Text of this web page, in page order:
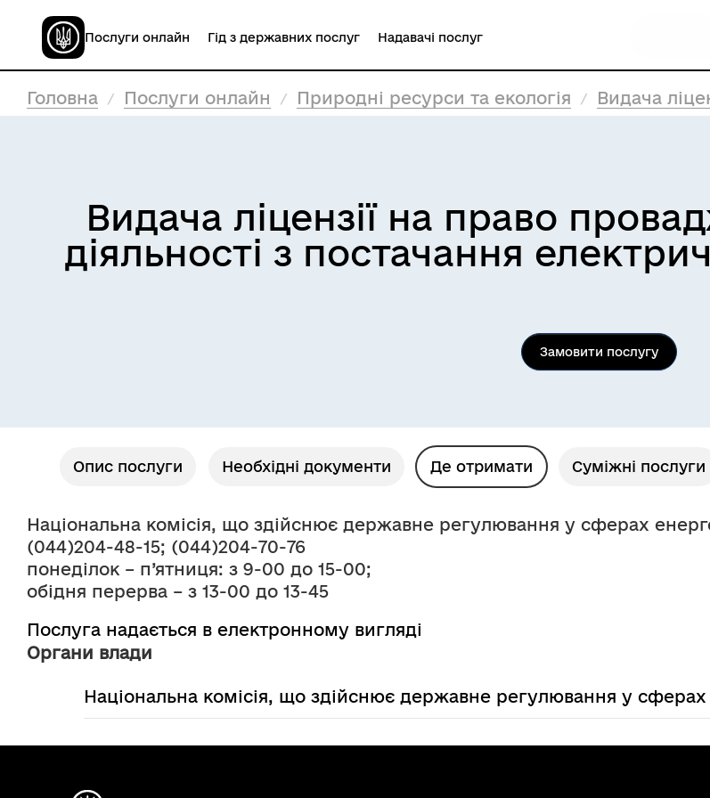
Послуги онлайн Гід з державних послуг Надавачі послуг
Головна Послуги онлайн Природні ресурси та екологія Видача ліцензії на
Видача ліцензії на право
діяльності з постачання
Замовити послугу
Опис послуги Необхідні документи Де отримати Суміжні послуги
Національна комісія, що здійснює державне регулювання у сферах
(044)204-48-15; (044)204-70-76
понеділок – п’ятниця: з 9-00 до 15-00;
обідня перерва – з 13-00 до 13-45
Послуга надається в електронному вигляді
Органи влади
Національна комісія, що здійснює державне регулювання у